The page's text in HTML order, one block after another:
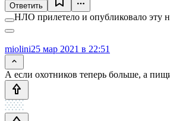
Ответить
НЛО прилетело и опубликовало эту
miolini25 мар 2021 в 22:51
А если охотников теперь больше, а